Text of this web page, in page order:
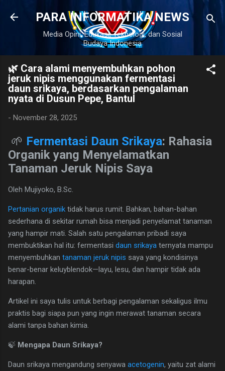
Langsung ke konten utama
PARA INFORMATIKA NEWS
Media Opini, Edukasi, Teknologi, dan Sosial
Budaya Indonesia
🌿 Cara alami menyembuhkan pohon
jeruk nipis menggunakan fermentasi
daun srikaya, berdasarkan pengalaman
nyata di Dusun Pepe, Bantul
- November 28, 2025
🌱 Fermentasi Daun Srikaya: Rahasia
Organik yang Menyelamatkan
Tanaman Jeruk Nipis Saya
Oleh Mujiyoko, B.Sc.
Pertanian organik tidak harus rumit. Bahkan, bahan-bahan
sederhana di sekitar rumah bisa menjadi penyelamat tanaman
yang hampir mati. Salah satu pengalaman pribadi saya
membuktikan hal itu: fermentasi daun srikaya ternyata mampu
menyembuhkan tanaman jeruk nipis saya yang kondisinya
benar-benar keluyblendok—layu, lesu, dan hampir tidak ada
harapan.
Artikel ini saya tulis untuk berbagi pengalaman sekaligus ilmu
praktis bagi siapa pun yang ingin merawat tanaman secara
alami tanpa bahan kimia.
🍃 Mengapa Daun Srikaya?
Daun srikaya mengandung senyawa acetogenin, yaitu zat alami
Datang